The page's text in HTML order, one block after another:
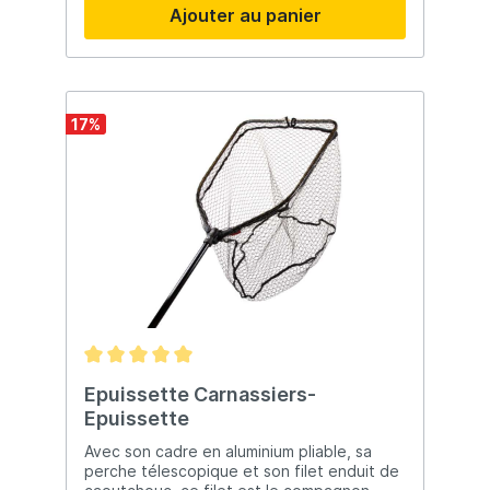
Ajouter au panier
17%
Epuissette Carnassiers-
Epuissette
Avec son cadre en aluminium pliable, sa
perche télescopique et son filet enduit de